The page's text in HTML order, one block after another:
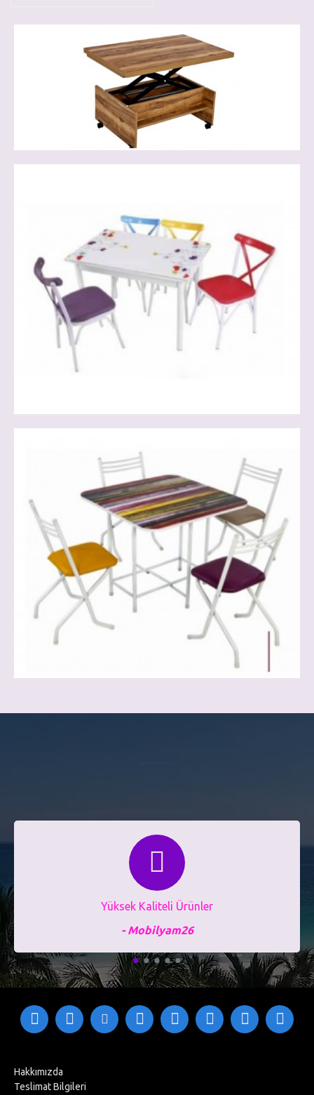
Yüksek Kaliteli Ürünler
- Mobilyam26
Hakkımızda
Teslimat Bilgileri